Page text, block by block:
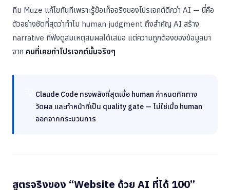
ทีม Muze แก้ไขทันทีเพราะรู้ข้อเท็จจริงของโปรเจกต์ดีกว่า AI — นี่คือ
ตัวอย่างชัดที่สุดว่าทำไม human judgment ถึงสำคัญ AI สร้าง
narrative ที่ฟังดูสมเหตุสมผลได้เสมอ แต่ความถูกต้องของข้อมูลมา
จาก คนที่เคยทำโปรเจกต์นั้นจริงๆ
Claude Code ทรงพลังที่สุดเมื่อ human กำหนดทิศทาง
วัดผล และทำหน้าที่เป็น quality gate — ไม่ใช่เมื่อ human
ออกจากกระบวนการ
สูตรจริงของ “Website ด้วย AI ที่ได้ 100”